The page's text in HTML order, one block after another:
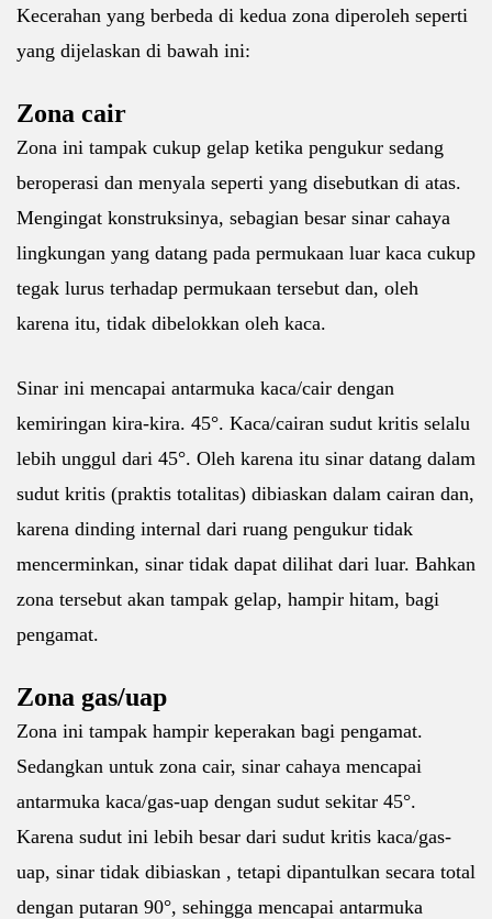
Kecerahan yang berbeda di kedua zona diperoleh seperti
yang dijelaskan di bawah ini:
Zona cair
Zona ini tampak cukup gelap ketika pengukur sedang
beroperasi dan menyala seperti yang disebutkan di atas.
Mengingat konstruksinya, sebagian besar sinar cahaya
lingkungan yang datang pada permukaan luar kaca cukup
tegak lurus terhadap permukaan tersebut dan, oleh
karena itu, tidak dibelokkan oleh kaca.
Sinar ini mencapai antarmuka kaca/cair dengan
kemiringan kira-kira. 45°. Kaca/cairan sudut kritis selalu
lebih unggul dari 45°. Oleh karena itu sinar datang dalam
sudut kritis (praktis totalitas) dibiaskan dalam cairan dan,
karena dinding internal dari ruang pengukur tidak
mencerminkan, sinar tidak dapat dilihat dari luar. Bahkan
zona tersebut akan tampak gelap, hampir hitam, bagi
pengamat.
Zona gas/uap
Zona ini tampak hampir keperakan bagi pengamat.
Sedangkan untuk zona cair, sinar cahaya mencapai
antarmuka kaca/gas-uap dengan sudut sekitar 45°.
Karena sudut ini lebih besar dari sudut kritis kaca/gas-
uap, sinar tidak dibiaskan , tetapi dipantulkan secara total
dengan putaran 90°, sehingga mencapai antarmuka